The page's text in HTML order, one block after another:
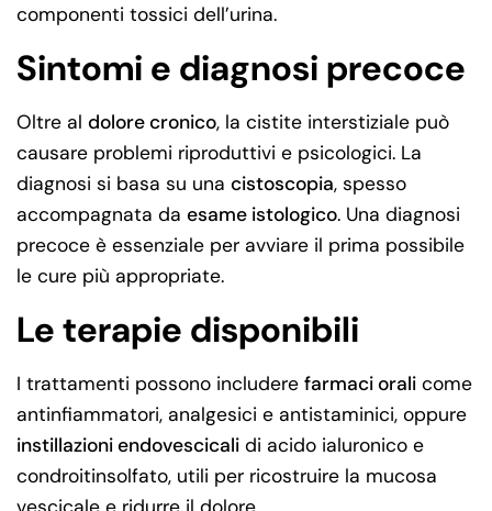
componenti tossici dell’urina.
Sintomi e diagnosi precoce
Oltre al dolore cronico, la cistite interstiziale può
causare problemi riproduttivi e psicologici. La
diagnosi si basa su una cistoscopia, spesso
accompagnata da esame istologico. Una diagnosi
precoce è essenziale per avviare il prima possibile
le cure più appropriate.
Le terapie disponibili
I trattamenti possono includere farmaci orali come
antinfiammatori, analgesici e antistaminici, oppure
instillazioni endovescicali di acido ialuronico e
condroitinsolfato, utili per ricostruire la mucosa